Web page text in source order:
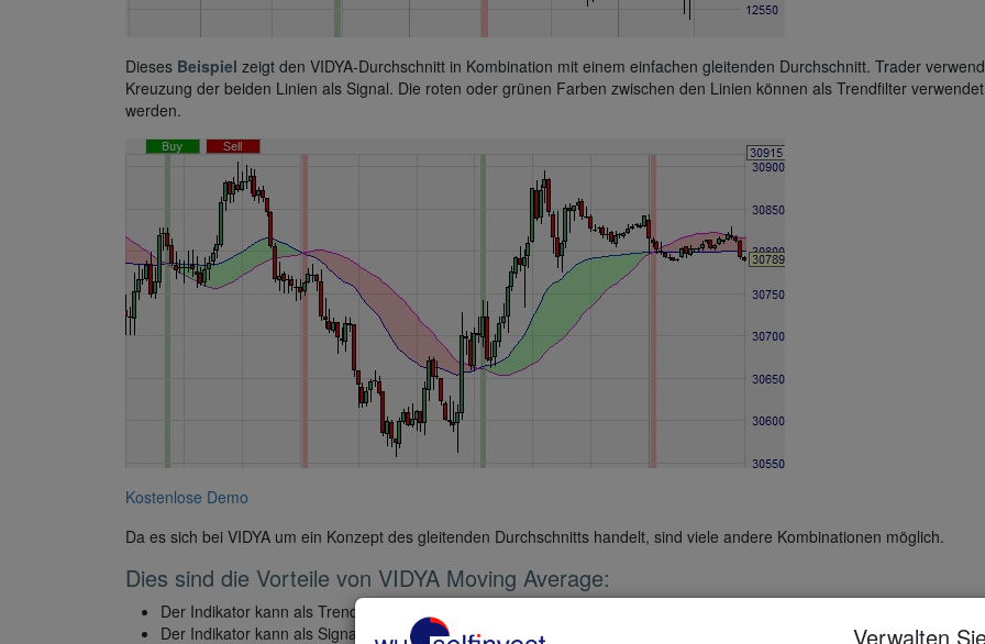
Dieses Beispiel zeigt den VIDYA-Durchschnitt in Kombination mit einem einfachen gleitenden Durchschnitt. Trader
Kreuzung der beiden Linien als Signal. Die roten oder grünen Farben zwischen den Linien können als Trendfilter verwendet
werden.
Kostenlose Demo
Da es sich bei VIDYA um ein Konzept des gleitenden Durchschnitts handelt, sind viele andere Kombinationen möglich.
Dies sind die Vorteile von VIDYA Moving Average:
Der Indikator kann als Trendfilter verwendet werden.
Der Indikator kann als Signal verwendet werden (nur NanoTrader Full).
Verwalten